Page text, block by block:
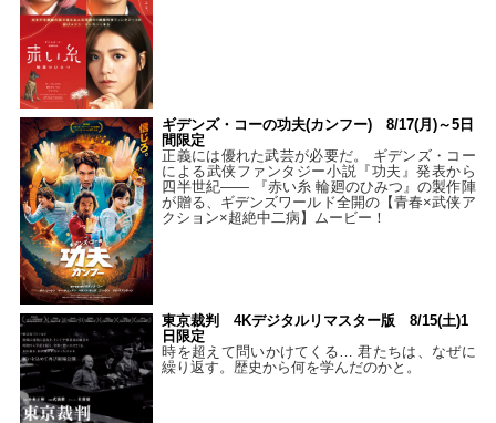
ギデンズ・コーの功夫(カンフー) 8/17(月)～5日
間限定
正義には優れた武芸が必要だ。 ギデンズ・コー
による武侠ファンタジー小説『功夫』発表から
四半世紀―― 『赤い糸 輪廻のひみつ』の製作陣
が贈る、ギデンズワールド全開の【青春×武侠ア
クション×超絶中二病】ムービー！
東京裁判 4Kデジタルリマスター版 8/15(土)1
日限定
時を超えて問いかけてくる… 君たちは、なぜに
繰り返す。歴史から何を学んだのかと。